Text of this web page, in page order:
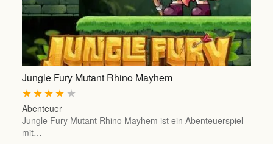
Jungle Fury Mutant Rhino Mayhem
★
★
★
★
★
Abenteuer
Jungle Fury Mutant Rhino Mayhem ist ein Abenteuerspiel
mit…